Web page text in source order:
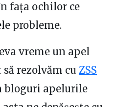
fața ochilor ce
probleme.
vreme un apel
rezolvăm cu ZSS
bloguri apelurile